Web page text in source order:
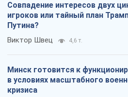
Совпадение интересов двух
игроков или тайный план
Путина?
Виктор Швец 4,6 т.
Минск готовится к
в условиях масштабного
кризиса